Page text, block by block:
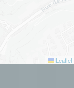
Leaflet